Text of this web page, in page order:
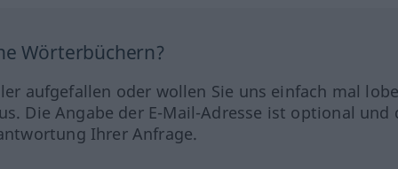
Wörterbüchern?
aufgefallen oder wollen Sie uns einfach mal
Die Angabe der E-Mail-Adresse ist optional und
Ihrer Anfrage.